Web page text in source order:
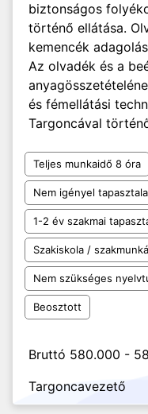
biztonságos
történő ellátása.
kemencék
Az olvadék és a
és fémellátási
Targoncával
Teljes munkaidő 8 óra
Nem igényel
1-2 év szakmai
Szakiskola /
Nem szükséges
Beosztott
Bruttó 580.000 -
Targoncavezető